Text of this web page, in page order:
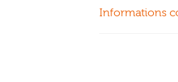
Informations